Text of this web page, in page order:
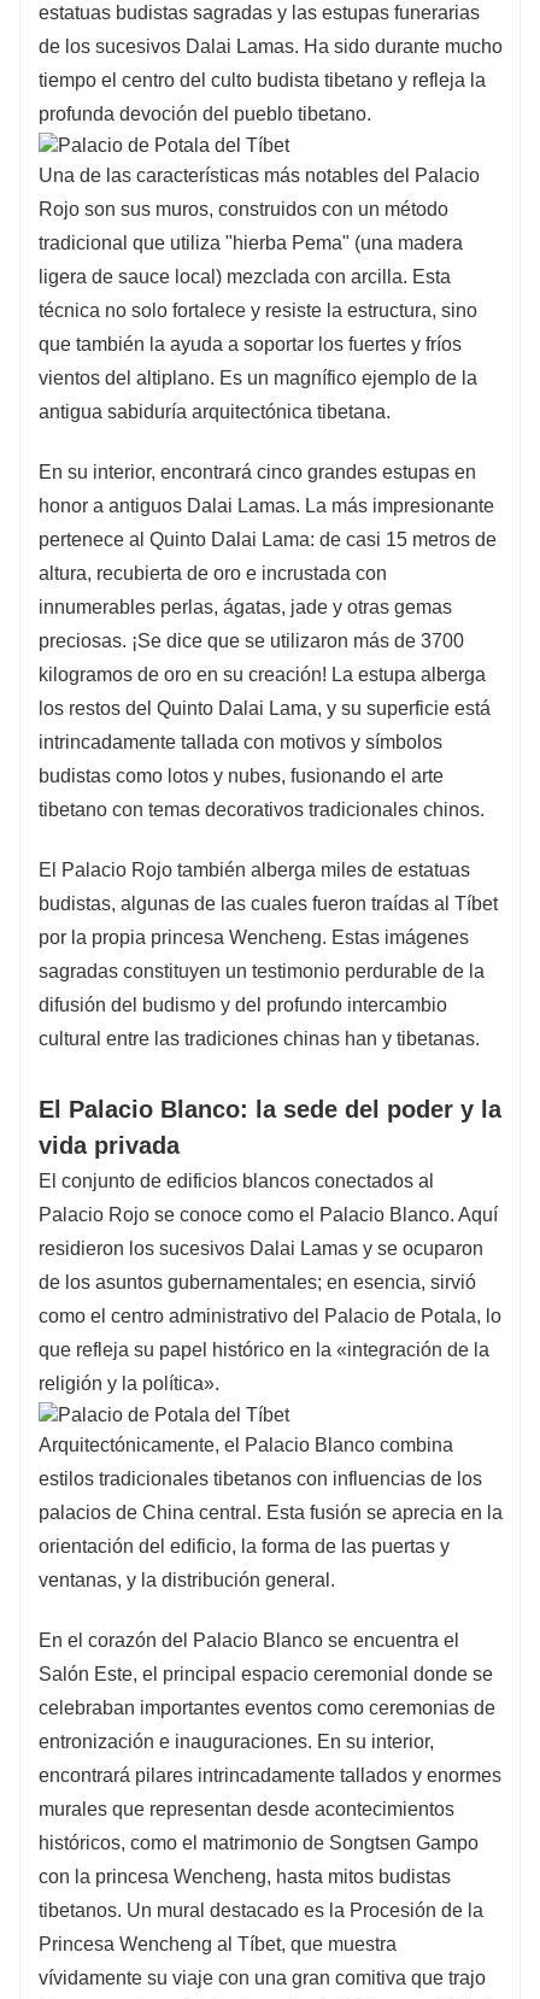
estatuas budistas sagradas y las estupas funerarias
de los sucesivos Dalai Lamas. Ha sido durante mucho
tiempo el centro del culto budista tibetano y refleja la
profunda devoción del pueblo tibetano.
Una de las características más notables del Palacio
Rojo son sus muros, construidos con un método
tradicional que utiliza "hierba Pema" (una madera
ligera de sauce local) mezclada con arcilla. Esta
técnica no solo fortalece y resiste la estructura, sino
que también la ayuda a soportar los fuertes y fríos
vientos del altiplano. Es un magnífico ejemplo de la
antigua sabiduría arquitectónica tibetana.
En su interior, encontrará cinco grandes estupas en
honor a antiguos Dalai Lamas. La más impresionante
pertenece al Quinto Dalai Lama: de casi 15 metros de
altura, recubierta de oro e incrustada con
innumerables perlas, ágatas, jade y otras gemas
preciosas. ¡Se dice que se utilizaron más de 3700
kilogramos de oro en su creación! La estupa alberga
los restos del Quinto Dalai Lama, y ​​su superficie está
intrincadamente tallada con motivos y símbolos
budistas como lotos y nubes, fusionando el arte
tibetano con temas decorativos tradicionales chinos.
El Palacio Rojo también alberga miles de estatuas
budistas, algunas de las cuales fueron traídas al Tíbet
por la propia princesa Wencheng. Estas imágenes
sagradas constituyen un testimonio perdurable de la
difusión del budismo y del profundo intercambio
cultural entre las tradiciones chinas han y tibetanas.
El Palacio Blanco: la sede del poder y la
vida privada
El conjunto de edificios blancos conectados al
Palacio Rojo se conoce como el Palacio Blanco. Aquí
residieron los sucesivos Dalai Lamas y se ocuparon
de los asuntos gubernamentales; en esencia, sirvió
como el centro administrativo del Palacio de Potala, lo
que refleja su papel histórico en la «integración de la
religión y la política».
Arquitectónicamente, el Palacio Blanco combina
estilos tradicionales tibetanos con influencias de los
palacios de China central. Esta fusión se aprecia en la
orientación del edificio, la forma de las puertas y
ventanas, y la distribución general.
En el corazón del Palacio Blanco se encuentra el
Salón Este, el principal espacio ceremonial donde se
celebraban importantes eventos como ceremonias de
entronización e inauguraciones. En su interior,
encontrará pilares intrincadamente tallados y enormes
murales que representan desde acontecimientos
históricos, como el matrimonio de Songtsen Gampo
con la princesa Wencheng, hasta mitos budistas
tibetanos. Un mural destacado es la Procesión de la
Princesa Wencheng al Tíbet, que muestra
vívidamente su viaje con una gran comitiva que trajo